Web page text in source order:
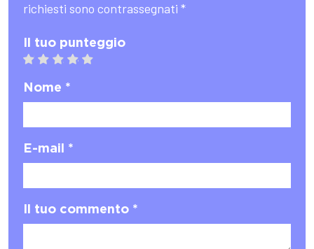
richiesti sono contrassegnati *
Il tuo punteggio
5 stars
4 stars
3 stars
2 stars
1 star
Nome *
E-mail *
Il tuo commento *